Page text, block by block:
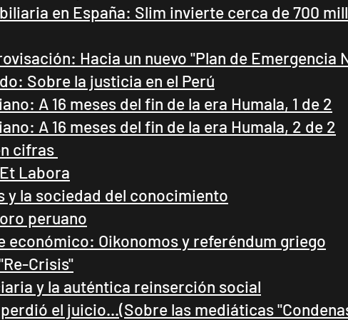
en España: Slim invierte cerca de 700
Hacia un nuevo "Plan de Emergencia
Sobre la justicia en el Perú
A 16 meses del fin de la era Humala, 1 de 2
A 16 meses del fin de la era Humala, 2 de 2
cifras
Labora
y la sociedad del conocimiento
peruano
económico: Oikonomos y referéndum griego
Crisis"
y la auténtica reinserción social
el juicio...(Sobre las mediáticas